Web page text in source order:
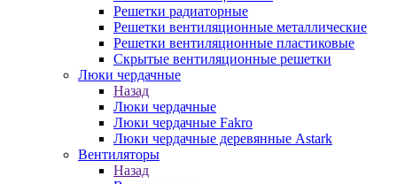
Решетки радиаторные
Решетки вентиляционные металлические
Решетки вентиляционные пластиковые
Скрытые вентиляционные решетки
Люки чердачные
Назад
Люки чердачные
Люки чердачные Fakro
Люки чердачные деревянные Astark
Вентиляторы
Назад